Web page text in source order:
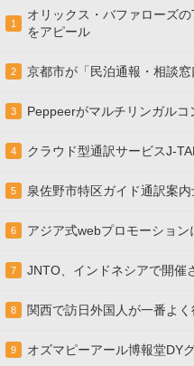
1
オリックス・バファローズ
をアピール
2 京都市が「民泊通報・相談
3 Peppeerがマルチリンガルコ
4 クラウド型通訳サービスJ-
5 泉佐野市特区ガイド通訳案
6 アジア式webプロモーショ
7 JNTO、インドネシアで開催
8 関西で訪日外国人が一番よ
9 オズマピーアール博報堂DY